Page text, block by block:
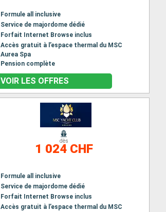
Formule all inclusive
Service de majordome dédié
Forfait Internet Browse inclus
Accès gratuit à l’espace thermal du MSC
Aurea Spa
Pension complète
VOIR LES OFFRES
dès
1 024 CHF
Formule all inclusive
Service de majordome dédié
Forfait Internet Browse inclus
Accès gratuit à l’espace thermal du MSC